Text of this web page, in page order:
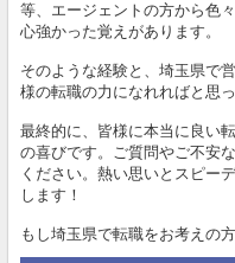
等、エージェントの方から色
心強かった覚えがあります。
そのような経験と、埼玉県で
様の転職の力になれればと思っ
最終的に、皆様に本当に良い
の喜びです。ご質問やご不安
ください。熱い思いとスピー
します！
もし埼玉県で転職をお考えの